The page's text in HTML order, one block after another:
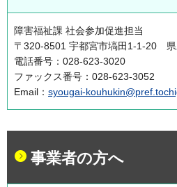
障害福祉課 社会参加促進担当
〒320-8501 宇都宮市塙田1-1-20
電話番号：028-623-3020
ファックス番号：028-623-3052
Email： syougai-
事業者の方へ